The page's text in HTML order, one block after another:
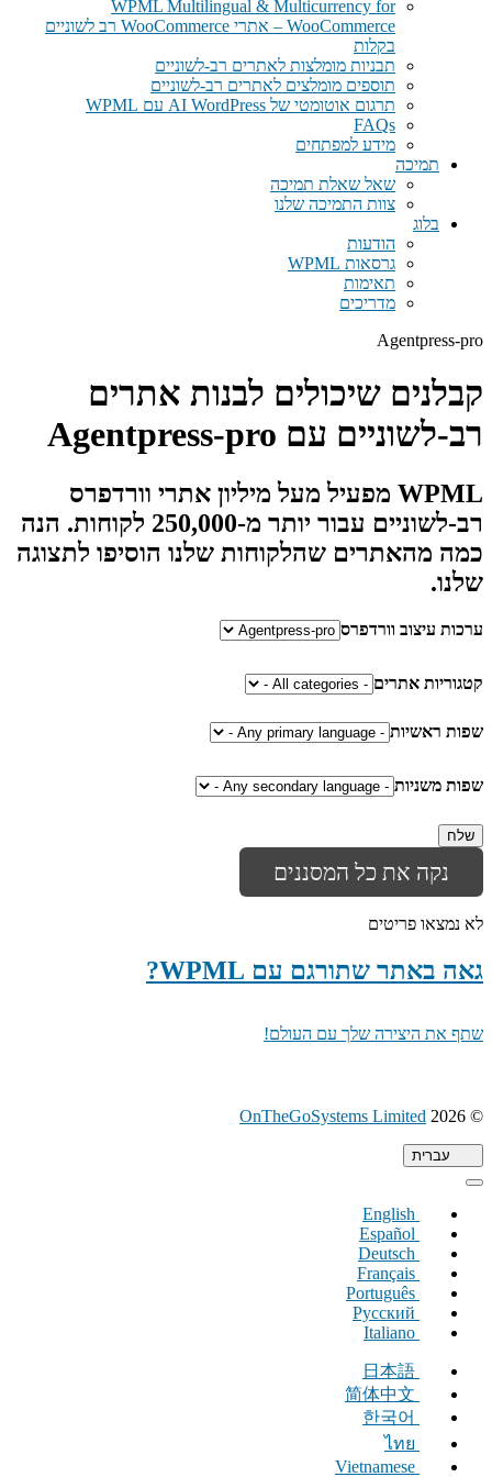
WPML Multilingual & Multicurrency for
WooCommerce – אתרי WooCommerce רב לשוניים
בקלות
תבניות מומלצות לאתרים רב-לשוניים
תוספים מומלצים לאתרים רב-לשוניים
תרגום אוטומטי של AI WordPress עם WPML
FAQs
מידע למפתחים
תמיכה
שאל שאלת תמיכה
צוות התמיכה שלנו
בלוג
הודעות
גרסאות WPML
תאימות
מדריכים
Agentpress-pro
קבלנים שיכולים לבנות אתרים
רב-לשוניים עם Agentpress-pro
WPML מפעיל מעל מיליון אתרי וורדפרס
רב-לשוניים עבור יותר מ-250,000 לקוחות
. הנה
כמה מהאתרים שהלקוחות שלנו הוסיפו לתצוגה
שלנו.
ערכות עיצוב וורדפרס
קטגוריות אתרים
שפות ראשיות
שפות משניות
נקה את כל המסננים
לא נמצאו פריטים
גאה באתר שתורגם עם WPML?
שתף את היצירה שלך עם העולם!
© 2026
OnTheGoSystems Limited(נפתח
עברית